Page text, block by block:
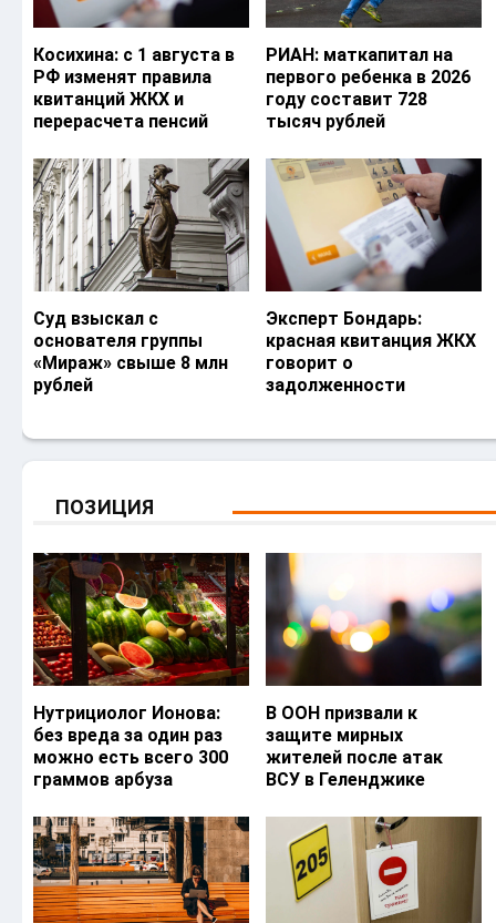
Косихина: с 1 августа в
РФ изменят правила
квитанций ЖКХ и
перерасчета пенсий
РИАН: маткапитал на
первого ребенка в 2026
году составит 728
тысяч рублей
Суд взыскал с
основателя группы
«Мираж» свыше 8 млн
рублей
Эксперт Бондарь:
красная квитанция ЖКХ
говорит о
задолженности
ПОЗИЦИЯ
Нутрициолог Ионова:
без вреда за один раз
можно есть всего 300
граммов арбуза
В ООН призвали к
защите мирных
жителей после атак
ВСУ в Геленджике